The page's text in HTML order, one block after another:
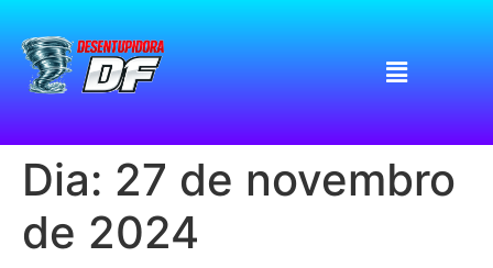
Dia: 27 de novembro
de 2024